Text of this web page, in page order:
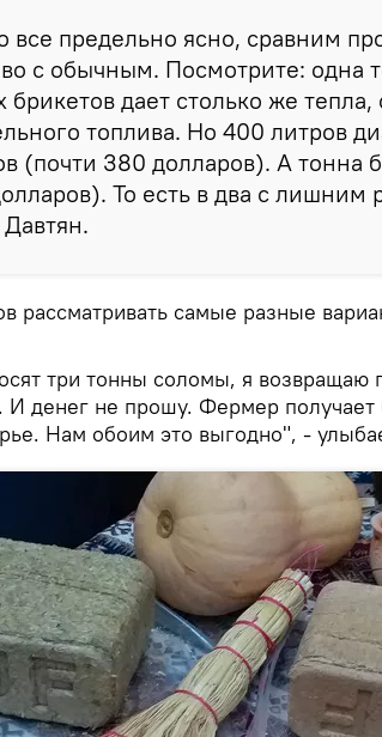
все предельно ясно, сравним
с обычным. Посмотрите: одна
дает столько же тепла,
топлива. Но 400 литров
(почти 380 долларов). А тонна
То есть в два с лишним
рассматривать самые разные
три тонны соломы, я возвращаю
И денег не прошу. Фермер получает
Нам обоим это выгодно", -